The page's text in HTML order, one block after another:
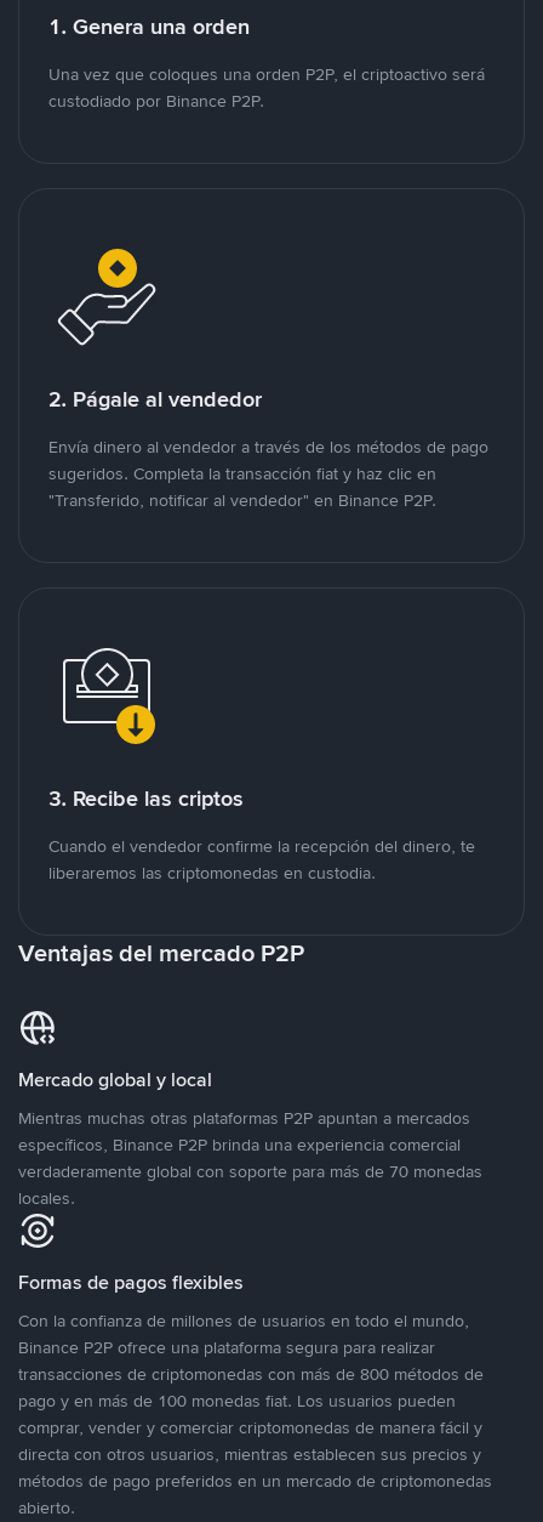
1. Genera una orden
Una vez que coloques una orden P2P, el criptoactivo será
custodiado por Binance P2P.
2. Págale al vendedor
Envía dinero al vendedor a través de los métodos de pago
sugeridos. Completa la transacción fiat y haz clic en
"Transferido, notificar al vendedor" en Binance P2P.
3. Recibe las criptos
Cuando el vendedor confirme la recepción del dinero, te
liberaremos las criptomonedas en custodia.
Ventajas del mercado P2P
Mercado global y local
Mientras muchas otras plataformas P2P apuntan a mercados
específicos, Binance P2P brinda una experiencia comercial
verdaderamente global con soporte para más de 70 monedas
locales.
Formas de pagos flexibles
Con la confianza de millones de usuarios en todo el mundo,
Binance P2P ofrece una plataforma segura para realizar
transacciones de criptomonedas con más de 800 métodos de
pago y en más de 100 monedas fiat. Los usuarios pueden
comprar, vender y comerciar criptomonedas de manera fácil y
directa con otros usuarios, mientras establecen sus precios y
métodos de pago preferidos en un mercado de criptomonedas
abierto.